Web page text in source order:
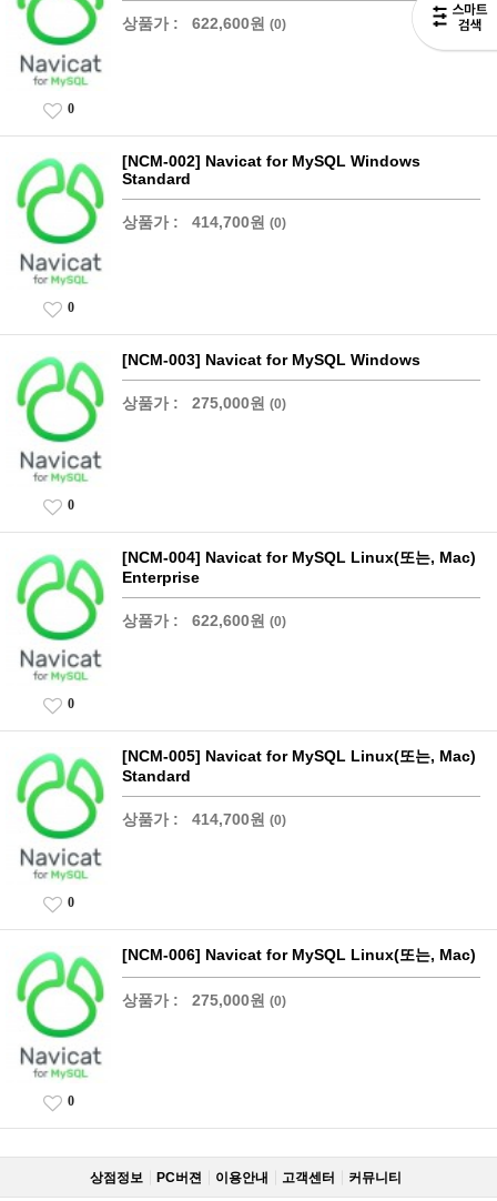
상품가 : 622,600원 (0)
0
[NCM-002] Navicat for MySQL Windows
Standard
상품가 : 414,700원 (0)
0
[NCM-003] Navicat for MySQL Windows
상품가 : 275,000원 (0)
0
[NCM-004] Navicat for MySQL Linux(또는, Mac)
Enterprise
상품가 : 622,600원 (0)
0
[NCM-005] Navicat for MySQL Linux(또는, Mac)
Standard
상품가 : 414,700원 (0)
0
[NCM-006] Navicat for MySQL Linux(또는, Mac)
상품가 : 275,000원 (0)
0
상점정보 PC버젼 이용안내 고객센터 커뮤니티